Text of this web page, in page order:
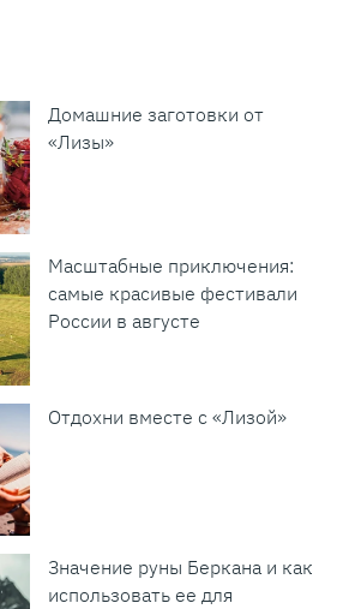
Домашние заготовки от
«Лизы»
Масштабные приключения:
самые красивые фестивали
России в августе
Отдохни вместе с «Лизой»
Значение руны Беркана и как
использовать ее для